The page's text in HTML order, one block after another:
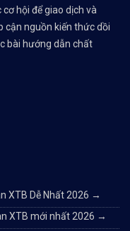
hội để giao dịch và
cận nguồn kiến thức dồi
bài hướng dẫn chất
XTB Dễ Nhất 2026 →
XTB mới nhất 2026 →